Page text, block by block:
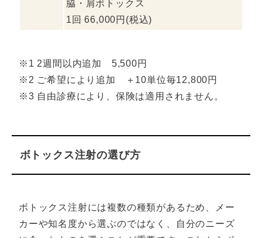
脇・肩ボトックス
1回 66,000円(税込)
※1 2週間以内追加 5,500円
※2 ご希望により追加 ＋10単位毎12,800円
※3 自由診療により、保険は適用されません。
ボトックス注射の選び方
ボトックス注射には複数の種類があるため、メー
カーや知名度から選ぶのではなく、自分のニーズ